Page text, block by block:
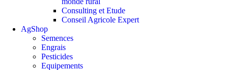
Consulting et Etude
Conseil Agricole Expert
AgShop
Semences
Engrais
Pesticides
Equipements